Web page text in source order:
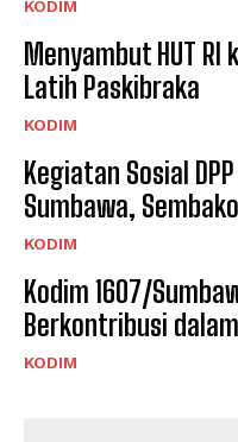
KODIM
Menyambut HUT RI
Latih Paskibraka
KODIM
Kegiatan Sosial
Sumbawa,
KODIM
Kodim 1607/
Berkontribusi
KODIM